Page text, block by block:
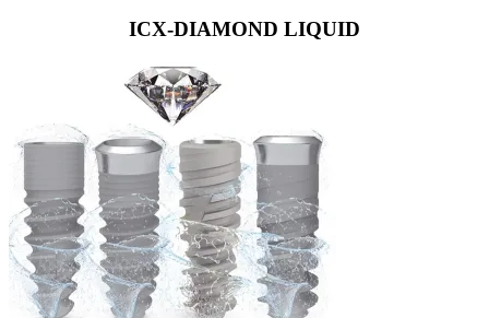
ICX-DIAMOND LIQUID